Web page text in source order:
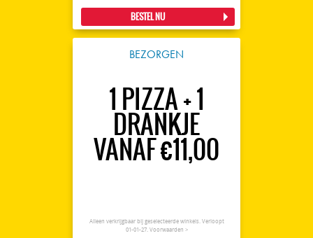
BESTEL NU
BEZORGEN
1 PIZZA + 1
DRANKJE
VANAF €11,00
Alleen verkrijgbaar bij geselecteerde winkels. Verloopt
01-01-27. Voorwaarden >